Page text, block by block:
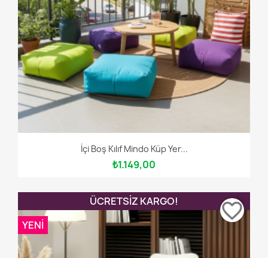
İçi Boş Kılıf Mindo Küp Yer...
₺1.149,00
ÜCRETSIZ KARGO!
YENI
favorite_border